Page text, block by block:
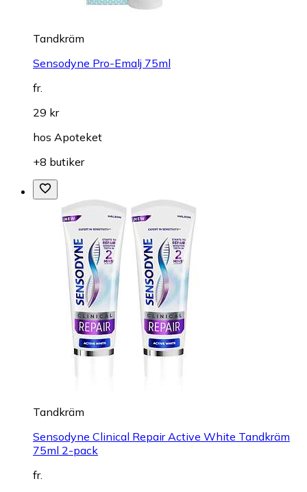
Tandkräm
Sensodyne Pro-Emalj 75ml
fr.
29 kr
hos Apoteket
+8 butiker
Tandkräm
Sensodyne Clinical Repair Active White Tandkräm
75ml 2-pack
fr.